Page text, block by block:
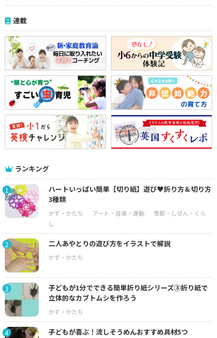
連載
ランキング
1
ハートいっぱい簡単【切り紙】遊び♥折り方＆切り方
3種類
2 二人あやとりの遊び方をイラストで解説
3
子どもが1分でできる簡単折り紙シリーズ③折り紙で
立体的なカブトムシを作ろう
4 子どもが喜ぶ！流しそうめんおすすめ具材5つ